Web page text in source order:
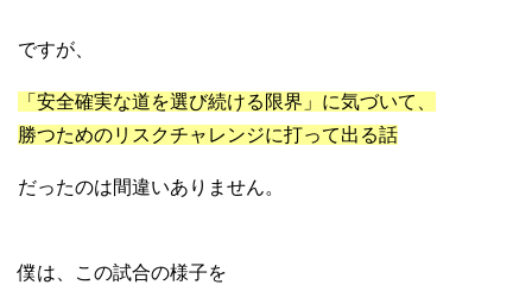
ですが、
「安全確実な道を選び続ける限界」に気づいて、
勝つためのリスクチャレンジに打って出る話
だったのは間違いありません。
僕は、この試合の様子を